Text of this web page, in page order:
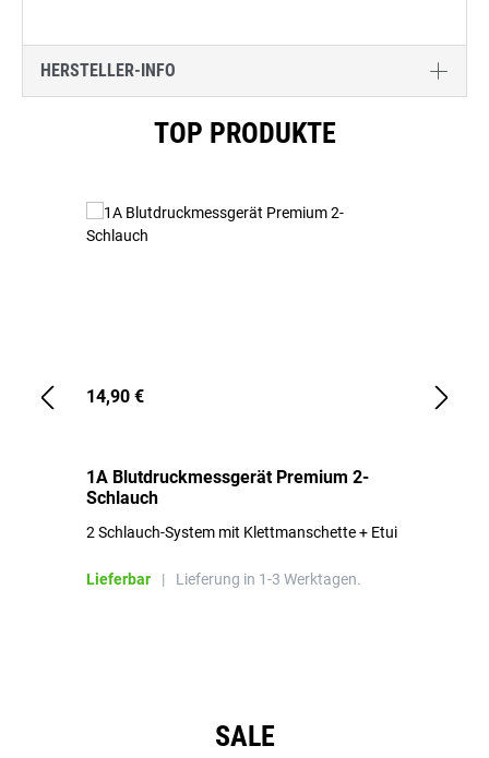
HERSTELLER-INFO
TOP PRODUKTE
14,90 €
1A Blutdruckmessgerät Premium 2-
Schlauch
2 Schlauch-System mit Klettmanschette + Etui
Lieferbar | Lieferung in 1-3 Werktagen.
SALE